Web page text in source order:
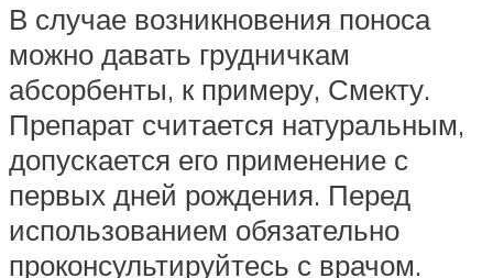
В случае возникновения поноса
можно давать грудничкам
абсорбенты, к примеру, Смекту.
Препарат считается натуральным,
допускается его применение с
первых дней рождения. Перед
использованием обязательно
проконсультируйтесь с врачом.